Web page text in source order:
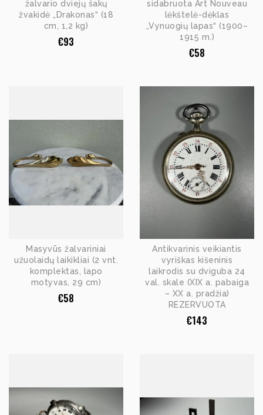
žalvario dviejų šakų
žvakidė „Drakonas“ (18
cm, 1,2 kg)
€93
sidabruota Art Nouveau
lėkštelė-dėklas
„Vynuogių lapas“ (1900–
1915 m.)
€58
Masyvūs žalvariniai
užuolaidų laikikliai (2 vnt.
komplektas, lapo
motyvas, 29 cm)
€58
Antikvarinis veikiantis
vyriškas kišeninis
laikrodis su dviguba 24
val. skale (XIX a. pabaiga
– XX a. pradžia)
REZERVUOTA
€143